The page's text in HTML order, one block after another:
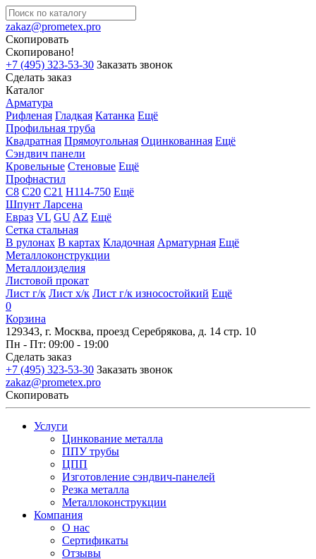
zakaz@prometex.pro
Скопировать
Скопировано!
+7 (495) 323-53-30 Заказать звонок
Сделать заказ
Каталог
Арматура
Рифленая Гладкая Катанка Ещё
Профильная труба
Квадратная Прямоугольная Оцинкованная Ещё
Сэндвич панели
Кровельные Стеновые Ещё
Профнастил
С8 С20 С21 Н114-750 Ещё
Шпунт Ларсена
Евраз VL GU AZ Ещё
Сетка стальная
В рулонах В картах Кладочная Арматурная Ещё
Металлоконструкции
Металлоизделия
Листовой прокат
Лист г/к Лист х/к Лист г/к износостойкий Ещё
0
Корзина
129343, г. Москва, проезд Серебрякова, д. 14 стр. 10
Пн - Пт: 09:00 - 19:00
Сделать заказ
+7 (495) 323-53-30 Заказать звонок
zakaz@prometex.pro
Скопировать
Услуги
Цинкование металла
ППУ трубы
ЦПП
Изготовление сэндвич-панелей
Резка металла
Металлоконструкции
Компания
О нас
Сертификаты
Отзывы